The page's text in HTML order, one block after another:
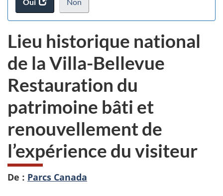
Oui
accéder
au
Non
je
veux
pas
participer
au
sondage
du
site
web,
.
Lieu historique national
de la Villa-Bellevue
Restauration du
patrimoine bâti et
renouvellement de
l’expérience du visiteur
De : Parcs Canada